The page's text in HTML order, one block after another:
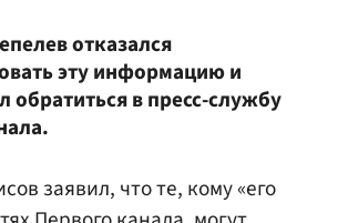
отказался
эту информацию и
обратиться в пресс-службу
заявил, что те, кому «его